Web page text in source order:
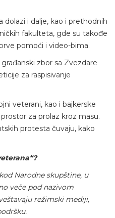
dolazi i dalje, kao i prethodnih
fakulteta, gde su takođe
pomoći i video-bima.
zbor sa Zvezdare
za raspisivanje
veterani, kao i bajkerske
za prolaz kroz masu.
protesta čuvaju, kako
Narodne skupštine, u
veče pod nazivom
režimski mediji,